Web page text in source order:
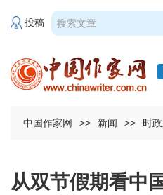
投稿
中国作家网 >> 新闻 >> 时
从双节假期看中